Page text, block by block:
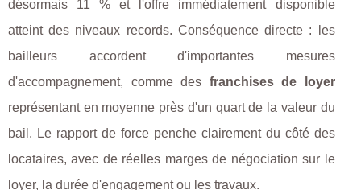
désormais 11 % et l'offre immédiatement disponible
atteint des niveaux records. Conséquence directe : les
bailleurs accordent d'importantes mesures
d'accompagnement, comme des franchises de loyer
représentant en moyenne près d'un quart de la valeur du
bail. Le rapport de force penche clairement du côté des
locataires, avec de réelles marges de négociation sur le
loyer, la durée d'engagement ou les travaux.